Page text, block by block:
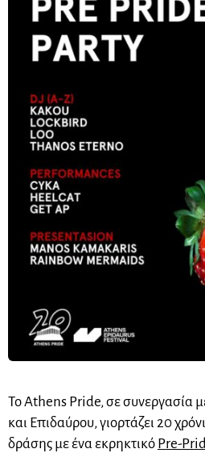
Το Athens Pride, σε συνεργασία
και Επιδαύρου, γιορτάζει 20
δράσης με ένα εκρηκτικό Pre-